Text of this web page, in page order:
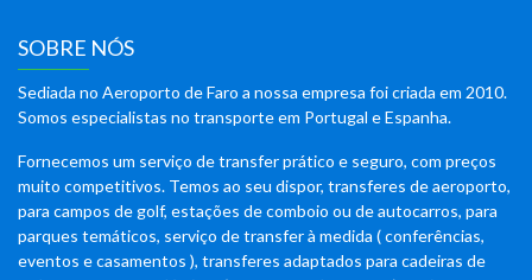
SOBRE NÓS
Sediada no Aeroporto de Faro a nossa empresa foi criada em 2010.
Somos especialistas no transporte em Portugal e Espanha.
Fornecemos um serviço de transfer prático e seguro, com preços
muito competitivos. Temos ao seu dispor, transferes de aeroporto,
para campos de golf, estações de comboio ou de autocarros, para
parques temáticos, serviço de transfer à medida ( conferências,
eventos e casamentos ), transferes adaptados para cadeiras de